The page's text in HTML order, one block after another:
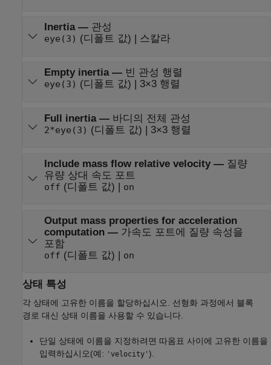
Inertia— 관성
eye(3) (디폴트 값) | 스칼라
Empty inertia— 빈 관성 행렬
eye(3) (디폴트 값) | 3×3 행렬
Full inertia— 바디의 전체 관성
2*eye(3) (디폴트 값) | 3×3 행렬
Include mass flow relative velocity— 질량
유량 상대 속도 포트
off (디폴트 값) | on
Output mass properties for acceleration
computation— 가속도 포트에 질량 속성을
포함
off (디폴트 값) | on
상태 특성
각 상태에 고유한 이름을 할당하십시오. 선형화 과정에서 블록
경로 대신 상태 이름을 사용할 수 있습니다.
단일 상태에 이름을 지정하려면 따옴표 사이에 고유한 이름을
입력하십시오(예: 'velocity' ).